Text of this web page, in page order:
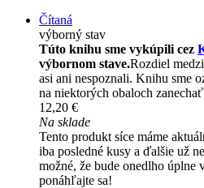
Čítaná
výborný stav
Túto knihu sme vykúpili cez
výbornom stave.Rozdiel
asi ani nespoznali. Knihu sme
na niektorých obaloch
12,20 €
Na sklade
Tento produkt síce máme
iba posledné kusy a ďalšie už
možné, že bude onedlho úplne
ponáhľajte sa!